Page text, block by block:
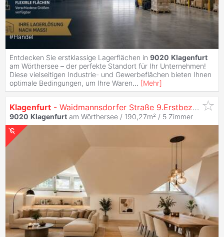
#Handel
Entdecken Sie erstklassige Lagerflächen in 9020 Klagenfurt
am Wörthersee – der perfekte Standort für Ihr Unternehmen!
Diese vielseitigen Industrie- und Gewerbeflächen bieten Ihnen
optimale Bedingungen, um Ihre Waren... [Mehr]
Klagenfurt - Waidmannsdorfer Straße 9.Erstbezug: 5-Zi. Dachgeschosswohnung mit Terrasse
9020 Klagenfurt am Wörthersee / 190,27m² / 5 Zimmer